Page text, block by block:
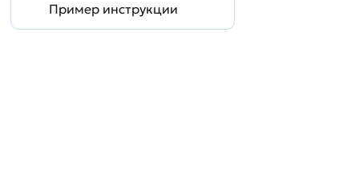
Пример инструкции